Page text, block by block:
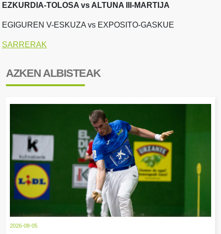
EZKURDIA-TOLOSA vs ALTUNA III-MARTIJA
EGIGUREN V-ESKUZA vs EXPOSITO-GASKUE
SARRERAK
AZKEN ALBISTEAK
2026-08-05